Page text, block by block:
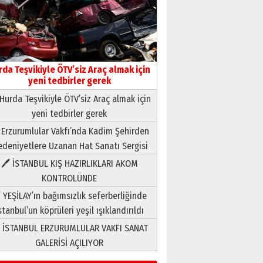
Teşvikiyle ÖTV’siz Araç almak için
yeni tedbirler gerek
Teşvikiyle ÖTV’siz Araç almak için
yeni tedbirler gerek
Vakfı’nda Kadim Şehirden
Uzanan Hat Sanatı Sergisi
🖊 İSTANBUL KIŞ HAZIRLIKLARI AKOM
KONTROLÜNDE
bağımsızlık seferberliğinde
köprüleri yeşil ışıklandırıldı
ERZURUMLULAR VAKFI SANAT
GALERİSİ AÇILIYOR
Neşat YALÇIN
Paranın Aile Kültüründeki Yeri
03 Ağustos 2026 Pazartesi
Yıldırım Gündoğdu
HAVVA’NIN ÜÇ KIZI
09 Temmuz 2026 Perşembe
Yusuf POLAT
Şampiyonluk Sebahattin
Şirin’e yazar